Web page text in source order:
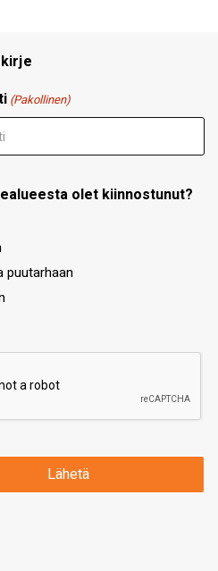
(Pakollinen)
olet kiinnostunut?
puutarhaan